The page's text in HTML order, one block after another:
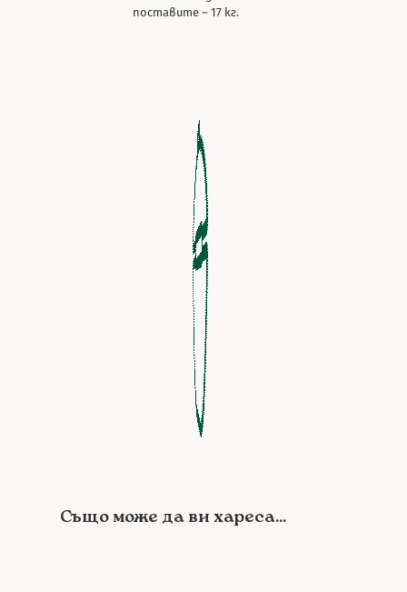
поставите – 17 кг.
Също може да ви хареса...